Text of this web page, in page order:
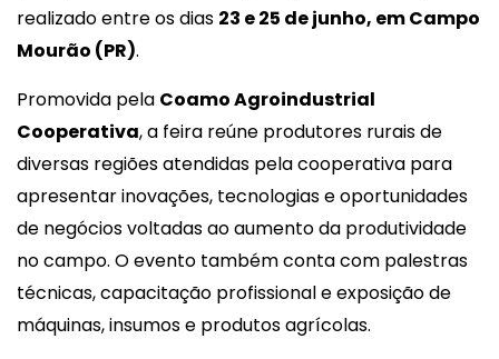
realizado entre os dias 23 e 25 de junho, em Campo
Mourão (PR).
Promovida pela Coamo Agroindustrial
Cooperativa, a feira reúne produtores rurais de
diversas regiões atendidas pela cooperativa para
apresentar inovações, tecnologias e oportunidades
de negócios voltadas ao aumento da produtividade
no campo. O evento também conta com palestras
técnicas, capacitação profissional e exposição de
máquinas, insumos e produtos agrícolas.